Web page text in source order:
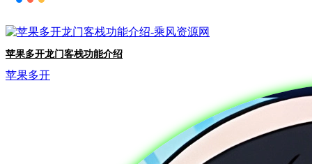
苹果多开龙门客栈功能介绍
苹果多开